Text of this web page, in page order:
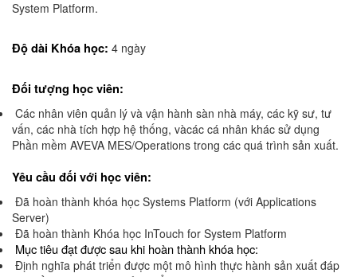
System Platform.
Độ dài Khóa học: 4 ngày
Đối tượng học viên:
Các nhân viên quản lý và vận hành sàn nhà máy, các kỹ sư, tư
vấn, các nhà tích hợp hệ thống, vàcác cá nhân khác sử dụng
Phần mềm AVEVA MES/Operations trong các quá trình sản xuất.
Yêu cầu đối với học viên:
Đã hoàn thành khóa học Systems Platform (với Applications
Server)
Đã hoàn thành Khóa học InTouch for System Platform
Mục tiêu đạt được sau khi hoàn thành khóa học:
Định nghĩa phát triển được một mô hình thực hành sản xuất đáp